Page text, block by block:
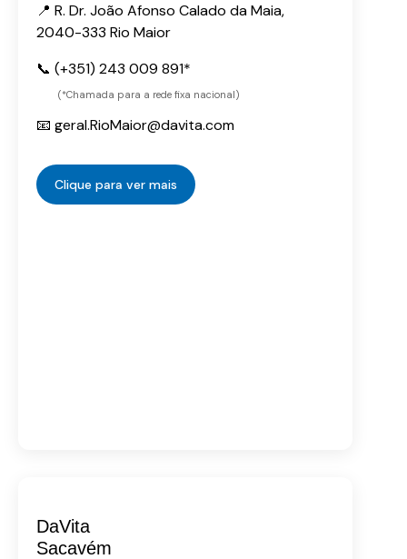
📍 R. Dr. João Afonso Calado da Maia,
2040-333 Rio Maior
📞 (+351) 243 009 891*
(*Chamada para a rede fixa nacional)
📧 geral.RioMaior@davita.com
Clique para ver mais
DaVita
Sacavém